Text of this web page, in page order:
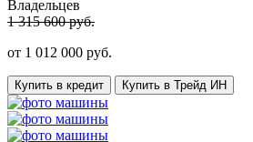
Владельцев
1 315 600 руб.
от 1 012 000 руб.
Купить в кредит Купить в Трейд ИН